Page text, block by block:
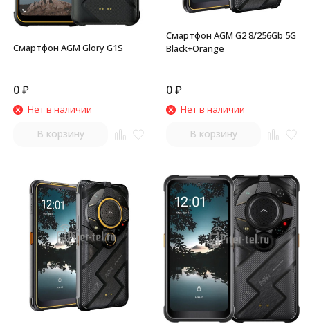
Смартфон AGM Glory G1S
0₽
Нет в наличии
В корзину
Смартфон AGM G2 8/256Gb 5G
Black+Orange
0₽
Нет в наличии
В корзину